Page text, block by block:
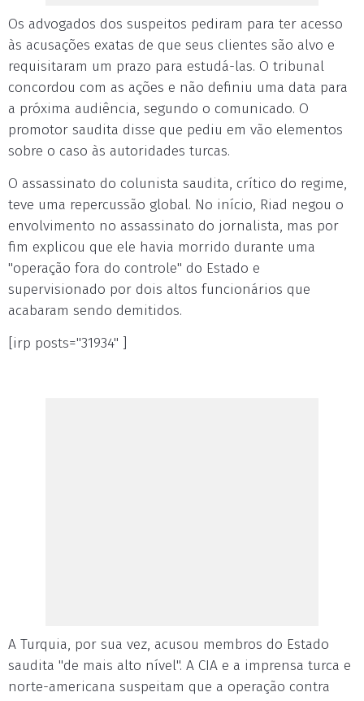
Os advogados dos suspeitos pediram para ter acesso
às acusações exatas de que seus clientes são alvo e
requisitaram um prazo para estudá-las. O tribunal
concordou com as ações e não definiu uma data para
a próxima audiência, segundo o comunicado. O
promotor saudita disse que pediu em vão elementos
sobre o caso às autoridades turcas.
O assassinato do colunista saudita, crítico do regime,
teve uma repercussão global. No início, Riad negou o
envolvimento no assassinato do jornalista, mas por
fim explicou que ele havia morrido durante uma
"operação fora do controle" do Estado e
supervisionado por dois altos funcionários que
acabaram sendo demitidos.
[irp posts="31934" ]
A Turquia, por sua vez, acusou membros do Estado
saudita "de mais alto nível". A CIA e a imprensa turca e
norte-americana suspeitam que a operação contra